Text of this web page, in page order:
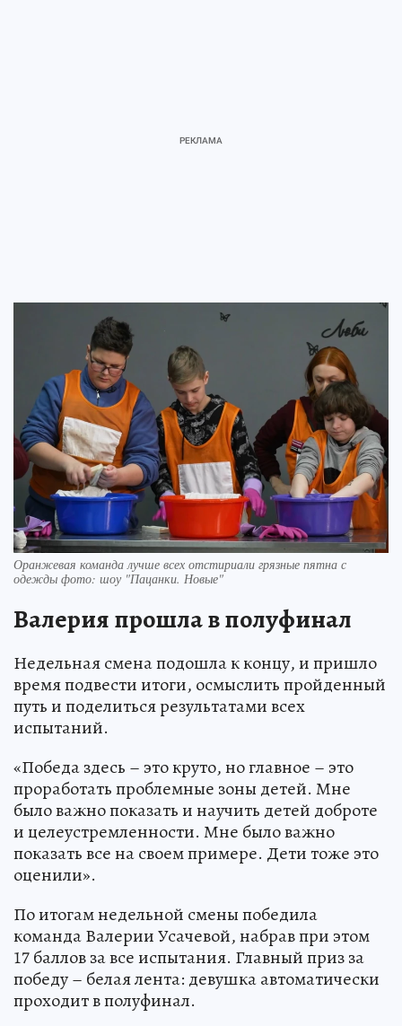
Оранжевая команда лучше всех отстириали грязные пятна с
одежды фото: шоу "Пацанки. Новые"
Валерия прошла в полуфинал
Недельная смена подошла к концу, и пришло
время подвести итоги, осмыслить пройденный
путь и поделиться результатами всех
испытаний.
«Победа здесь – это круто, но главное – это
проработать проблемные зоны детей. Мне
было важно показать и научить детей доброте
и целеустремленности. Мне было важно
показать все на своем примере. Дети тоже это
оценили».
По итогам недельной смены победила
команда Валерии Усачевой, набрав при этом
17 баллов за все испытания. Главный приз за
победу – белая лента: девушка автоматически
проходит в полуфинал.